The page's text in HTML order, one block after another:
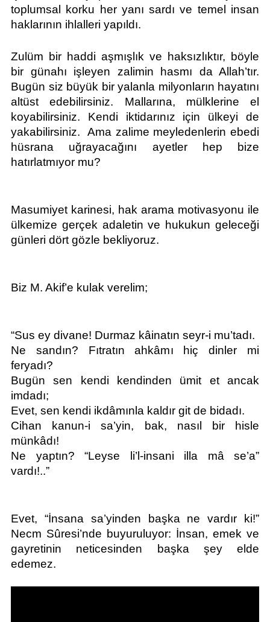
toplumsal korku her yanı sardı ve temel insan
haklarının ihlalleri yapıldı.
Zulüm bir haddi aşmışlık ve haksızlıktır, böyle
bir günahı işleyen zalimin hasmı da Allah’tır.
Bugün siz büyük bir yalanla milyonların hayatını
altüst edebilirsiniz. Mallarına, mülklerine el
koyabilirsiniz. Kendi iktidarınız için ülkeyi de
yakabilirsiniz.  Ama zalime meyledenlerin ebedi
hüsrana uğrayacağını ayetler hep bize
hatırlatmıyor mu?
Masumiyet karinesi, hak arama motivasyonu ile
ülkemize gerçek adaletin ve hukukun geleceği
günleri dört gözle bekliyoruz.
Biz M. Akif’e kulak verelim;
“Sus ey divane! Durmaz kâinatın seyr-i mu’tadı.
Ne sandın? Fıtratın ahkâmı hiç dinler mi
feryadı?
Bugün sen kendi kendinden ümit et ancak
imdadı;
Evet, sen kendi ikdâmınla kaldır git de bidadı.
Cihan kanun-i sa’yin, bak, nasıl bir hisle
münkâdı!
Ne yaptın? “Leyse li’l-insani illa mâ se’a”
vardı!..”
Evet, “İnsana sa’yinden başka ne vardır ki!”
Necm Sûresi’nde buyuruluyor: İnsan, emek ve
gayretinin neticesinden başka şey elde
edemez.